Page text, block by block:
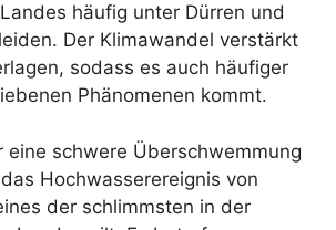
häufig unter Dürren und
Der Klimawandel verstärkt
sodass es auch häufiger
Phänomenen kommt.
eine schwere Überschwemmung
Hochwasserereignis von
der schlimmsten in der